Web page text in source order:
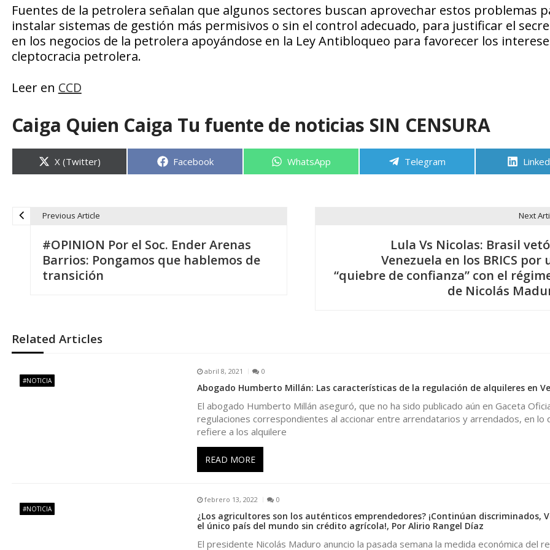
Fuentes de la petrolera señalan que algunos sectores buscan aprovechar estos problemas
instalar sistemas de gestión más permisivos o sin el control adecuado, para justificar el
en los negocios de la petrolera apoyándose en la Ley Antibloqueo para favorecer los
cleptocracia petrolera.
Leer en CCD
Caiga Quien Caiga Tu fuente de noticias SIN CENSURA
Compartir
en
X (Twitter) Compartir
Facebook Compartir
WhatsApp Compartir
Telegram
g
a
n
Previous Article
#OPINION Por el Soc. Ender Arenas
Barrios: Pongamos que hablemos de
transición
Next
Lula Vs Nicolas: Brasil
Venezuela en los BRICS por
“quiebre de confianza” con el
de Nicolás
Related Articles
#NOTICIA
abril 8, 2021 0
Abogado Humberto Millán: Las características de la regulación de alquileres en
El abogado Humberto Millán aseguró, que no ha sido publicado aún en Gaceta
regulaciones correspondientes al accionar entre arrendatarios y arrendados, en lo
refiere a los alquilere
READ MORE
#NOTICIA
febrero 13, 2022 0
¿Los agricultores son los auténticos emprendedores? ¡Continúan discriminados,
el único país del mundo sin crédito agrícola!, Por Alirio Rangel Díaz
El presidente Nicolás Maduro anuncio la pasada semana la medida económica del